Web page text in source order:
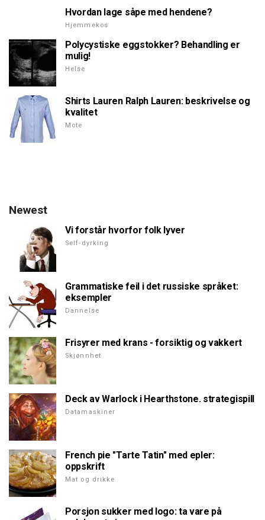
Hvordan lage såpe med hendene?
Hjemmekos
Polycystiske eggstokker? Behandling er
mulig!
Helse
Shirts Lauren Ralph Lauren: beskrivelse og
kvalitet
Mote
Newest
Vi forstår hvorfor folk lyver
Self-dyrking
Grammatiske feil i det russiske språket:
eksempler
Dannelse
Frisyrer med krans - forsiktig og vakkert
Skjønnhet
Deck av Warlock i Hearthstone. strategispill
Datamaskiner
French pie "Tarte Tatin" med epler:
oppskrift
Mat og drikke
Porsjon sukker med logo: ta vare på